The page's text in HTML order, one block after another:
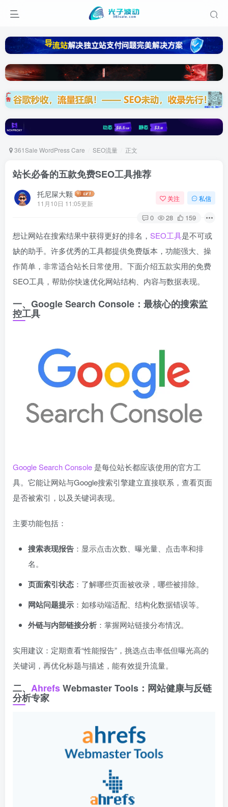
361Sale WordPress Care SEO流量 正文
站长必备的五款免费SEO工具推荐
托尼屎大颗
11月10日 11:05更新
关注 私信
0 28 159
想让网站在搜索结果中获得更好的排名， SEO工具是不可或
缺的助手。许多优秀的工具都提供免费版本，功能强大、操
作简单，非常适合站长日常使用。下面介绍五款实用的免费
SEO工具，帮助你快速优化网站结构、内容与数据表现。
一、Google Search Console：最核心的搜索监
控工具
Google Search Console 是每位站长都应该使用的官方工
具。它能让网站与Google搜索引擎建立直接联系，查看页面
是否被索引，以及关键词表现。
主要功能包括：
搜索表现报告 ：显示点击次数、曝光量、点击率和排
名。
页面索引状态 ：了解哪些页面被收录，哪些被排除。
网站问题提示 ：如移动端适配、结构化数据错误等。
外链与内部链接分析 ：掌握网站链接分布情况。
实用建议：定期查看“性能报告”，挑选点击率低但曝光高的
关键词，再优化标题与描述，能有效提升流量。
二、 AhrefsWebmaster Tools：网站健康与反链
分析专家